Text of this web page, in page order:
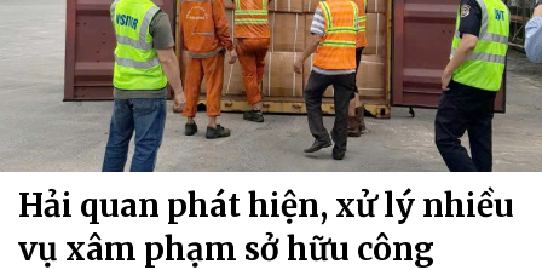
Hải quan phát hiện, xử lý nhiều
vụ xâm phạm sở hữu công